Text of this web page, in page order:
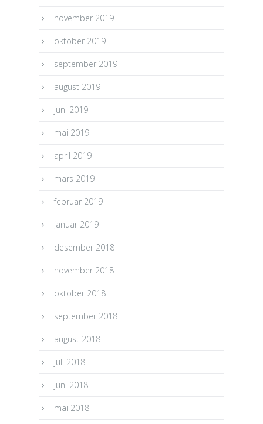
november 2019
oktober 2019
september 2019
august 2019
juni 2019
mai 2019
april 2019
mars 2019
februar 2019
januar 2019
desember 2018
november 2018
oktober 2018
september 2018
august 2018
juli 2018
juni 2018
mai 2018